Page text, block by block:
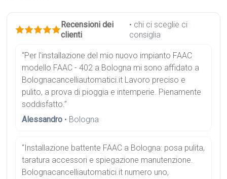
Recensioni dei
clienti
• chi ci sceglie ci
consiglia
“Per l'installazione del mio nuovo impianto FAAC
modello FAAC - 402 a Bologna mi sono affidato a
Bolognacancelliautomatici.it Lavoro preciso e
pulito, a prova di pioggia e intemperie. Pienamente
soddisfatto.”
Alessandro • Bologna
“Installazione battente FAAC a Bologna: posa pulita,
taratura accessori e spiegazione manutenzione.
Bolognacancelliautomatici.it numero uno,